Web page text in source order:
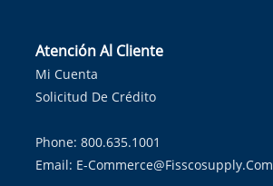
Atención Al Cliente
Mi Cuenta
Solicitud De Crédito
Phone: 800.635.1001
Email: E-Commerce@fisscosupply.com